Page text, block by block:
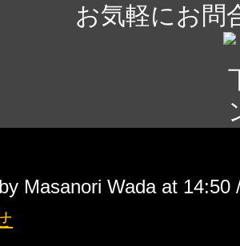
お気軽にお問
Masanori Wada at